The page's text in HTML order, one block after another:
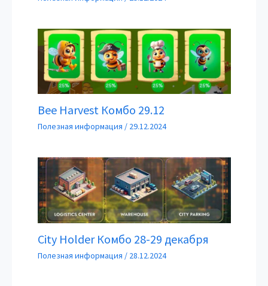
Bee Harvest Комбо 29.12
Полезная информация / 29.12.2024
City Holder Комбо 28-29 декабря
Полезная информация / 28.12.2024